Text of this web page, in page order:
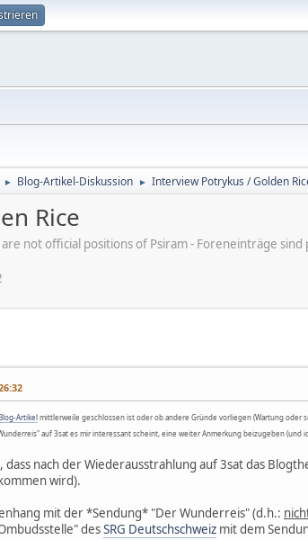
► Blog-Artikel-Diskussion ► Interview Potrykus / Golden
Rice
not official positions of Psiram - Foreneinträge
Artikelmittlerweile geschlossen ist oder ob andere Gründe vorliegen (Wartung oder
auf 3sat es mir interessant scheint, eine weiter Anmerkung beizugeben
dass nach der Wiederausstrahlung auf 3sat das
wird).
mit der *Sendung* "Der Wunderreis" (d.h.:
desSRG Deutschschweiz mit dem